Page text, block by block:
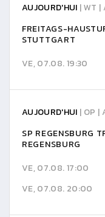
AUJOURD'HUI | WT |
FREITAGS-
STUTTGART
VE, 07.08. 19:30
AUJOURD'HUI | OP |
SP REGENSBURG
REGENSBURG
VE, 07.08. 17:00
VE, 07.08. 20:00